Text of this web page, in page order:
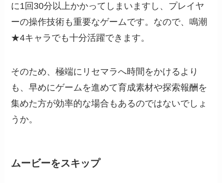
に1回30分以上かかってしまいますし、プレイヤ
ーの操作技術も重要なゲームです。なので、鳴潮
★4キャラでも十分活躍できます。
そのため、極端にリセマラへ時間をかけるより
も、早めにゲームを進めて育成素材や探索報酬を
集めた方が効率的な場合もあるのではないでしょ
うか。
ムービーをスキップ